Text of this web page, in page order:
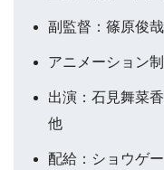
副監督：篠原俊哉
アニメーション
出演：石見舞菜
他
配給：ショウゲー